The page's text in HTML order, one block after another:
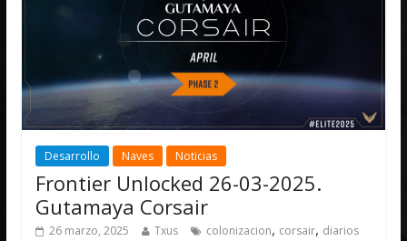
Desarrollo Naves Noticias
Frontier Unlocked 26-03-2025.
Gutamaya Corsair
26 marzo, 2025 Txus colonizacion, corsair, diarios